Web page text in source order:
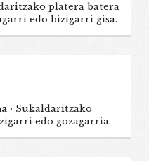
platera batera
edo bizigarri gisa.
· Sukaldaritzako
edo gozagarria.